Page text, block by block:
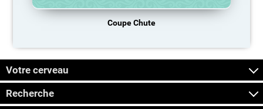
Coupe Chute
Votre cerveau
Recherche